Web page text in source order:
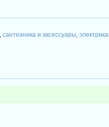
,сантехника и аксессуары ,электрика